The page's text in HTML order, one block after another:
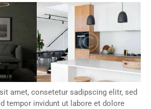
amet, consetetur sadipscing elitr, sed
tempor invidunt ut labore et dolore